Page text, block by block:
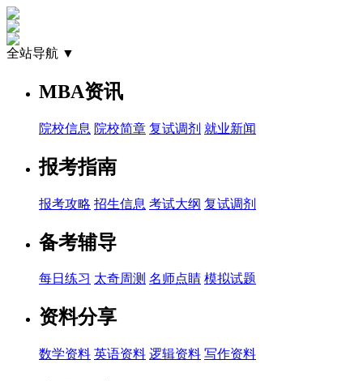
全站导航 ▼
MBA资讯
院校信息 院校简章 复试调剂 就业新闻
报考指南
报考攻略 招生信息 考试大纲 复试调剂
备考辅导
每日练习 太奇周测 名师点睛 模拟试题
资料分享
数学资料 英语资料 逻辑资料 写作资料